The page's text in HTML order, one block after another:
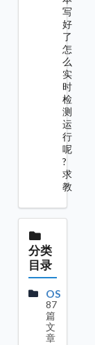
写
好
了
怎
么
实
时
检
测
运
行
呢
?
求
教
分类
目录
OS
87
篇
文
章